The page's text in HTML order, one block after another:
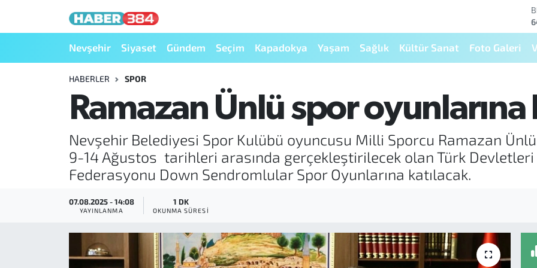
Nevşehir Siyaset Gündem Seçim Kapadokya Yaşam Sağlık Kültür Sanat Foto Galeri
HABERLER SPOR
Ramazan Ünlü spor oyunlarına
Nevşehir Belediyesi Spor Kulübü oyuncusu Milli Sporcu Ramazan
9-14 Ağustos tarihleri arasında gerçekleştirilecek olan Türk Devletleri
Federasyonu Down Sendromlular Spor Oyunlarına katılacak.
07.08.2025 - 14:08
YAYINLANMA
1 DK
OKUNMA SÜRESI
Nöbetçi Eczaneler
Hava Durumu
Trafik Durumu
Süper Lig Puan Durumu ve Fikstür
Tüm Manşetler
Son Dakika Haberleri